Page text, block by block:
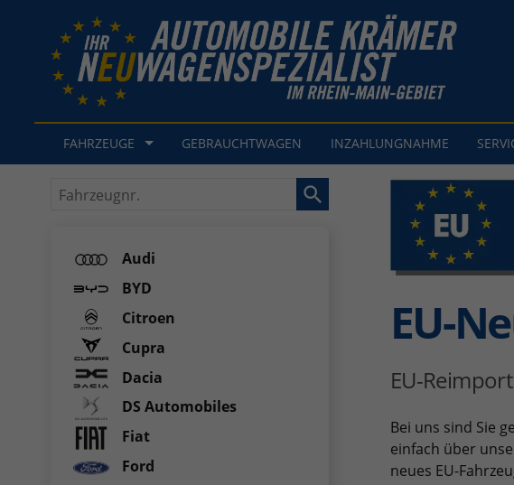
FAHRZEUGE GEBRAUCHTWAGEN INZAHLUNGNAHME
EU-
EU-
Bei uns sind Sie
einfach über
neues EU-
Fahrzeugnr.
Audi
BYD
Citroen
Cupra
Dacia
DS Automobiles
Fiat
Ford